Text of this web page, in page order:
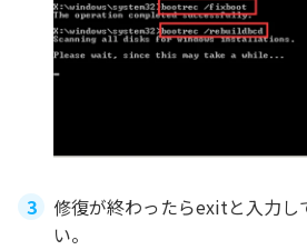
修復が終わったらexitと入力し
い。